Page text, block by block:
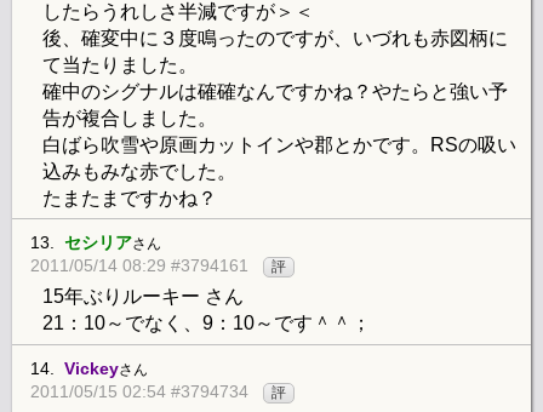
したらうれしさ半減ですが＞＜
後、確変中に３度鳴ったのですが、いづれも赤図柄に
て当たりました。
確中のシグナルは確確なんですかね？やたらと強い予
告が複合しました。
白ばら吹雪や原画カットインや郡とかです。RSの吸い
込みもみな赤でした。
たまたまですかね？
13. セシリアさん
2011/05/14 08:29 #3794161 評
15年ぶりルーキー さん
21：10～でなく、9：10～です＾＾；
14. Vickeyさん
2011/05/15 02:54 #3794734 評